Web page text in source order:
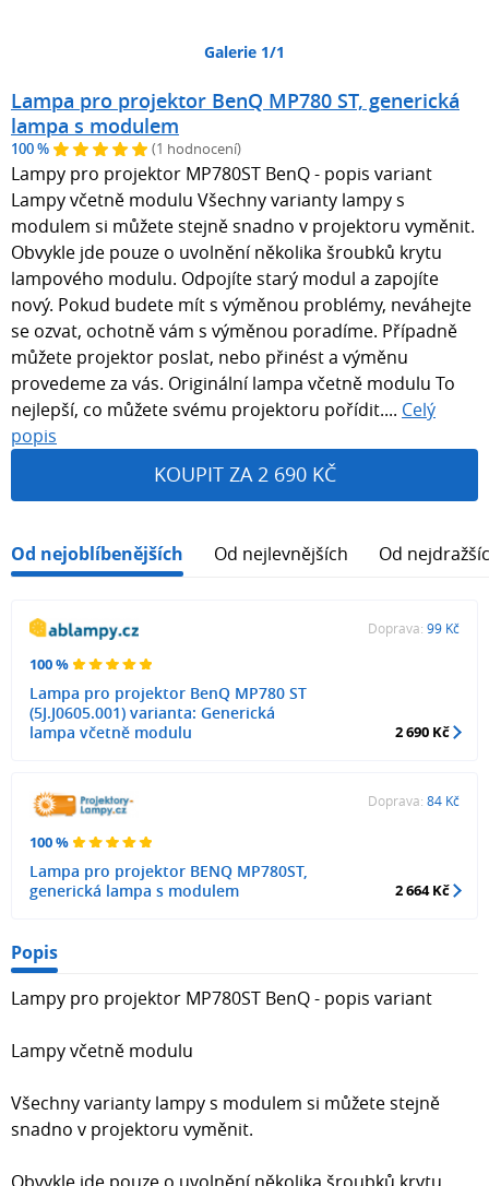
Galerie 1/1
Lampa pro projektor BenQ MP780 ST, generická
lampa s modulem
100 % (1 hodnocení)
Lampy pro projektor MP780ST BenQ - popis variant
Lampy včetně modulu Všechny varianty lampy s
modulem si můžete stejně snadno v projektoru vyměnit.
Obvykle jde pouze o uvolnění několika šroubků krytu
lampového modulu. Odpojíte starý modul a zapojíte
nový. Pokud budete mít s výměnou problémy, neváhejte
se ozvat, ochotně vám s výměnou poradíme. Případně
můžete projektor poslat, nebo přinést a výměnu
provedeme za vás. Originální lampa včetně modulu To
nejlepší, co můžete svému projektoru pořídit.... Celý
popis
KOUPIT ZA 2 690 KČ
Od nejoblíbenějších Od nejlevnějších Od
100 %
Lampa pro projektor BenQ MP780 ST
(5J.J0605.001) varianta: Generická
lampa včetně modulu
Doprava: 99 Kč
2 690 Kč
100 %
Lampa pro projektor BENQ MP780ST,
generická lampa s modulem
Doprava: 84 Kč
2 664 Kč
Popis
Lampy pro projektor MP780ST BenQ - popis variant
Lampy včetně modulu
Všechny varianty lampy s modulem si můžete stejně
snadno v projektoru vyměnit.